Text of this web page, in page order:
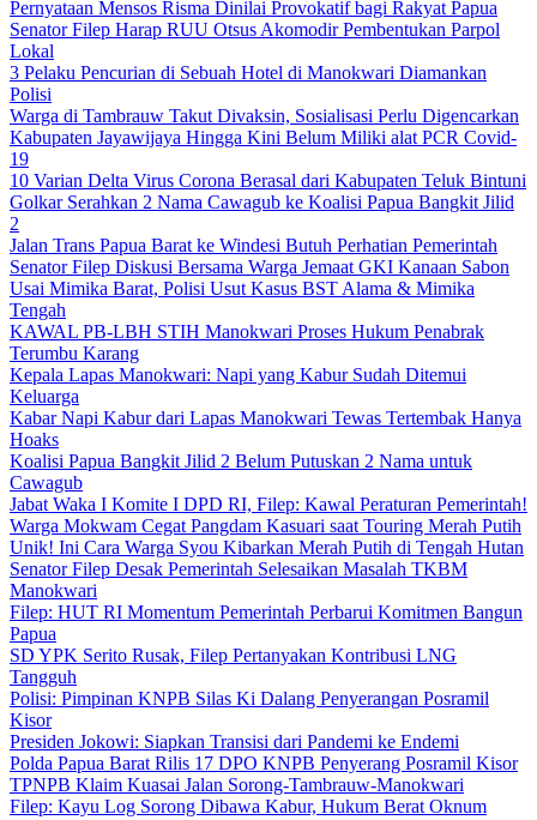
Pernyataan Mensos Risma Dinilai Provokatif bagi Rakyat Papua
Senator Filep Harap RUU Otsus Akomodir Pembentukan Parpol
Lokal
3 Pelaku Pencurian di Sebuah Hotel di Manokwari Diamankan
Polisi
Warga di Tambrauw Takut Divaksin, Sosialisasi Perlu Digencarkan
Kabupaten Jayawijaya Hingga Kini Belum Miliki alat PCR Covid-
19
10 Varian Delta Virus Corona Berasal dari Kabupaten Teluk Bintuni
Golkar Serahkan 2 Nama Cawagub ke Koalisi Papua Bangkit Jilid
2
Jalan Trans Papua Barat ke Windesi Butuh Perhatian Pemerintah
Senator Filep Diskusi Bersama Warga Jemaat GKI Kanaan Sabon
Usai Mimika Barat, Polisi Usut Kasus BST Alama & Mimika
Tengah
KAWAL PB-LBH STIH Manokwari Proses Hukum Penabrak
Terumbu Karang
Kepala Lapas Manokwari: Napi yang Kabur Sudah Ditemui
Keluarga
Kabar Napi Kabur dari Lapas Manokwari Tewas Tertembak Hanya
Hoaks
Koalisi Papua Bangkit Jilid 2 Belum Putuskan 2 Nama untuk
Cawagub
Jabat Waka I Komite I DPD RI, Filep: Kawal Peraturan Pemerintah!
Warga Mokwam Cegat Pangdam Kasuari saat Touring Merah Putih
Unik! Ini Cara Warga Syou Kibarkan Merah Putih di Tengah Hutan
Senator Filep Desak Pemerintah Selesaikan Masalah TKBM
Manokwari
Filep: HUT RI Momentum Pemerintah Perbarui Komitmen Bangun
Papua
SD YPK Serito Rusak, Filep Pertanyakan Kontribusi LNG
Tangguh
Polisi: Pimpinan KNPB Silas Ki Dalang Penyerangan Posramil
Kisor
Presiden Jokowi: Siapkan Transisi dari Pandemi ke Endemi
Polda Papua Barat Rilis 17 DPO KNPB Penyerang Posramil Kisor
TPNPB Klaim Kuasai Jalan Sorong-Tambrauw-Manokwari
Filep: Kayu Log Sorong Dibawa Kabur, Hukum Berat Oknum